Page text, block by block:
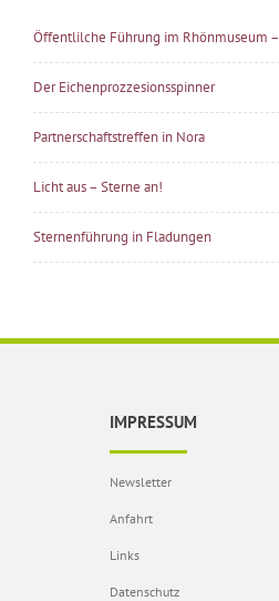
Öffentlilche Führung im Rhönmuseum
Der Eichenprozzesionsspinner
Partnerschaftstreffen in Nora
Licht aus – Sterne an!
Sternenführung in Fladungen
IMPRESSUM
Newsletter
Anfahrt
Links
Datenschutz